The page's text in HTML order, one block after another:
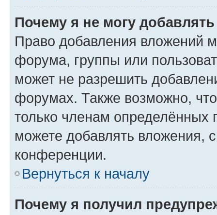
Почему я не могу
Право добавления вложений
форума, группы или
может не разрешить
форумах. Также возможно,
только членам определённых
можете добавлять вложения,
конференции.
Вернуться к началу
Почему я получил